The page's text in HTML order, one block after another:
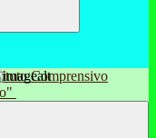
Comprensivo